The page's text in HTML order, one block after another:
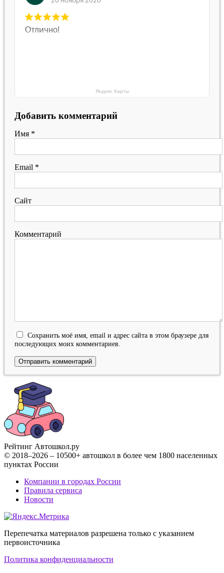
Яндекс Карты
Добавить комментарий
Имя *
Email *
Сайт
Комментарий
Сохранить моё имя, email и адрес сайта в этом браузере для
последующих моих комментариев.
Рейтинг Автошкол.ру
© 2018–2026 – 10500+ автошкол в более чем 1800 населенных
пунктах России
Компании в городах России
Правила сервиса
Новости
Перепечатка материалов разрешена только с указанием
первоисточника
Политика конфиденциальности